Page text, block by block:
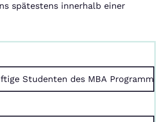
spätestens innerhalb einer